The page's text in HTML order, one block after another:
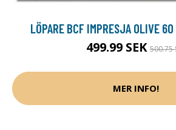
LÖPARE BCF IMPRESJA OLIVE
499.99 SEK500.75
MER INFO!